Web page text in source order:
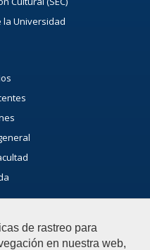
de rastreo para
en nuestra web,
la Universidad
con nosotros.